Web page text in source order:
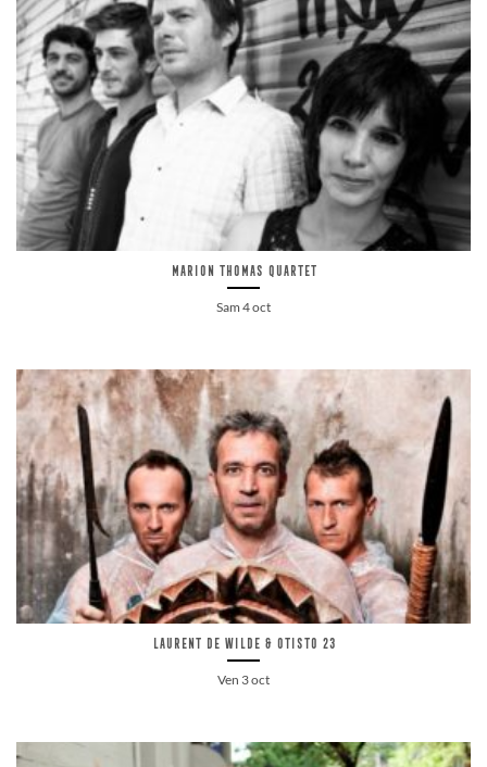
Marion Thomas Quartet
Sam 4 oct
Laurent De Wilde & Otisto 23
Ven 3 oct